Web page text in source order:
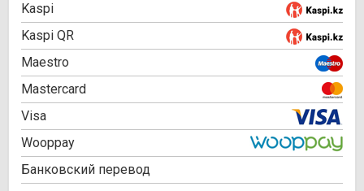
Kaspi
Kaspi QR
Maestro
Mastercard
Visa
Wooppay
Банковский перевод